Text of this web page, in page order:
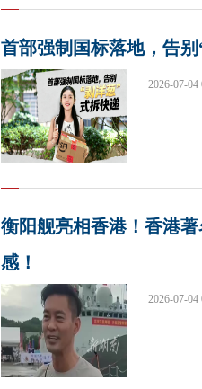
首部强制国标落地，告别
2026-07-04
衡阳舰亮相香港！香港
感！
2026-07-04